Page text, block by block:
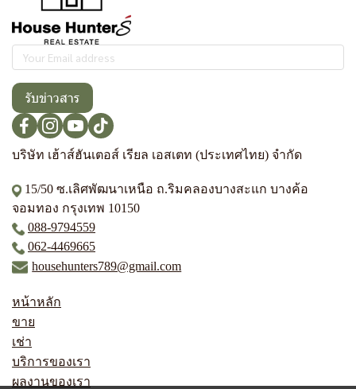
รับข่าวสาร
บริษัท เฮ้าส์ฮันเตอส์ เรียล เอสเตท (ประเทศไทย) จำกัด
15/50 ซ.เลิศพัฒนาเหนือ ถ.ริมคลองบางสะแก บางค้อ
จอมทอง กรุงเทพ 10150
088-9794559
062-4469665
househunters789@gmail.com
หน้าหลัก
ขาย
เช่า
บริการของเรา
ผลงานของเรา